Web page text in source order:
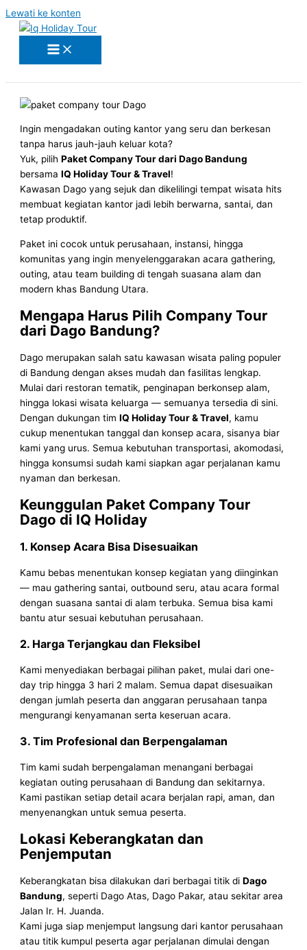
Lewati ke konten
Ingin mengadakan outing kantor yang seru dan berkesan
tanpa harus jauh-jauh keluar kota?
Yuk, pilihPaket Company Tour dari Dago Bandung
bersamaIQ Holiday Tour & Travel!
Kawasan Dago yang sejuk dan dikelilingi tempat wisata hits
membuat kegiatan kantor jadi lebih berwarna, santai, dan
tetap produktif.
Paket ini cocok untuk perusahaan, instansi, hingga
komunitas yang ingin menyelenggarakan acara gathering,
outing, atau team building di tengah suasana alam dan
modern khas Bandung Utara.
Mengapa Harus Pilih Company Tour
dari Dago Bandung?
Dago merupakan salah satu kawasan wisata paling populer
di Bandung dengan akses mudah dan fasilitas lengkap.
Mulai dari restoran tematik, penginapan berkonsep alam,
hingga lokasi wisata keluarga — semuanya tersedia di sini.
Dengan dukungan timIQ Holiday Tour & Travel, kamu
cukup menentukan tanggal dan konsep acara, sisanya biar
kami yang urus. Semua kebutuhan transportasi, akomodasi,
hingga konsumsi sudah kami siapkan agar perjalanan kamu
nyaman dan berkesan.
Keunggulan Paket Company Tour
Dago di IQ Holiday
1. Konsep Acara Bisa Disesuaikan
Kamu bebas menentukan konsep kegiatan yang diinginkan
— mau gathering santai, outbound seru, atau acara formal
dengan suasana santai di alam terbuka. Semua bisa kami
bantu atur sesuai kebutuhan perusahaan.
2. Harga Terjangkau dan Fleksibel
Kami menyediakan berbagai pilihan paket, mulai dari one-
day trip hingga 3 hari 2 malam. Semua dapat disesuaikan
dengan jumlah peserta dan anggaran perusahaan tanpa
mengurangi kenyamanan serta keseruan acara.
3. Tim Profesional dan Berpengalaman
Tim kami sudah berpengalaman menangani berbagai
kegiatan outing perusahaan di Bandung dan sekitarnya.
Kami pastikan setiap detail acara berjalan rapi, aman, dan
menyenangkan untuk semua peserta.
Lokasi Keberangkatan dan
Penjemputan
Keberangkatan bisa dilakukan dari berbagai titik diDago
Bandung, seperti Dago Atas, Dago Pakar, atau sekitar area
Jalan Ir. H. Juanda.
Kami juga siap menjemput langsung dari kantor perusahaan
atau titik kumpul peserta agar perjalanan dimulai dengan